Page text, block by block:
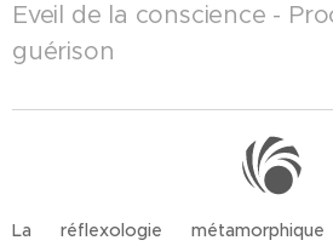
Eveil de la conscience -
guérison
La réflexologie